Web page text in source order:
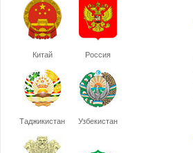
Китай Россия
Таджикистан Узбекистан